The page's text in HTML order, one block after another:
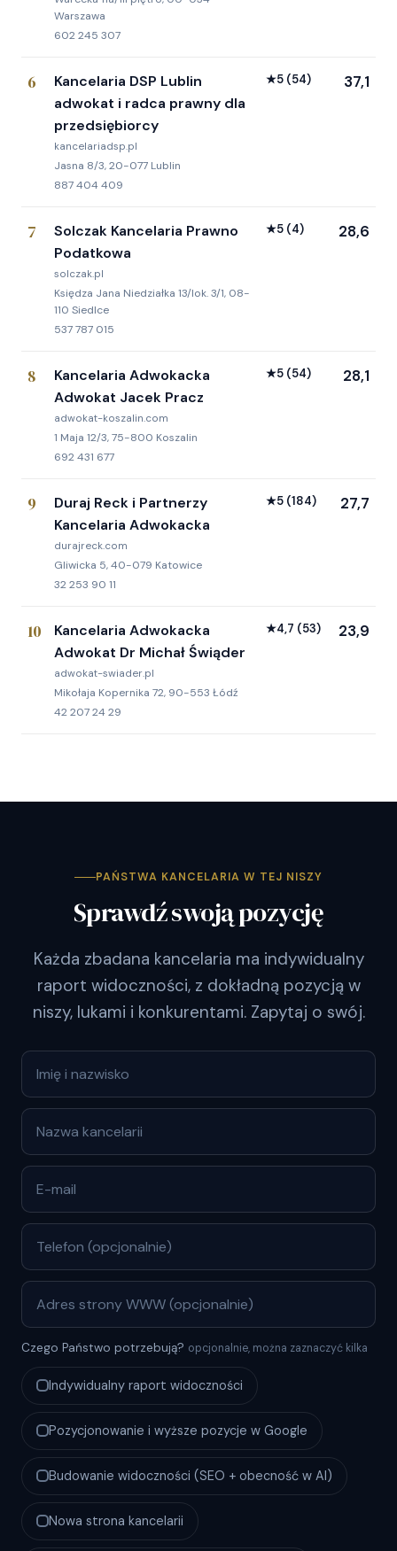
Warszawa
602 245 307
6
Kancelaria DSP Lublin
adwokat i radca prawny dla
przedsiębiorcy
kancelariadsp.pl
Jasna 8/3, 20-077 Lublin
887 404 409
★5 (54) 37,1
7
Solczak Kancelaria Prawno
Podatkowa
solczak.pl
Księdza Jana Niedziałka 13/lok. 3/1, 08-
110 Siedlce
537 787 015
★5 (4) 28,6
8
Kancelaria Adwokacka
Adwokat Jacek Pracz
adwokat-koszalin.com
1 Maja 12/3, 75-800 Koszalin
692 431 677
★5 (54) 28,1
9
Duraj Reck i Partnerzy
Kancelaria Adwokacka
durajreck.com
Gliwicka 5, 40-079 Katowice
32 253 90 11
★5 (184) 27,7
10
Kancelaria Adwokacka
Adwokat Dr Michał Świąder
adwokat-swiader.pl
Mikołaja Kopernika 72, 90-553 Łódź
42 207 24 29
★4,7 (53) 23,9
PAŃSTWA KANCELARIA W TEJ NISZY
Sprawdź swoją pozycję
Każda zbadana kancelaria ma indywidualny
raport widoczności, z dokładną pozycją w
niszy, lukami i konkurentami. Zapytaj o swój.
Czego Państwo potrzebują? opcjonalnie, można zaznaczyć kilka
Indywidualny raport widoczności
Pozycjonowanie i wyższe pozycje w Google
Budowanie widoczności (SEO + obecność w AI)
Nowa strona kancelarii